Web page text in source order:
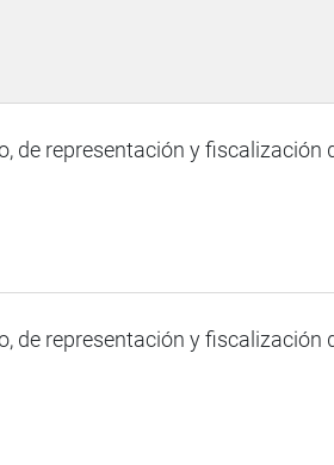
de representación y fiscalización
de representación y fiscalización